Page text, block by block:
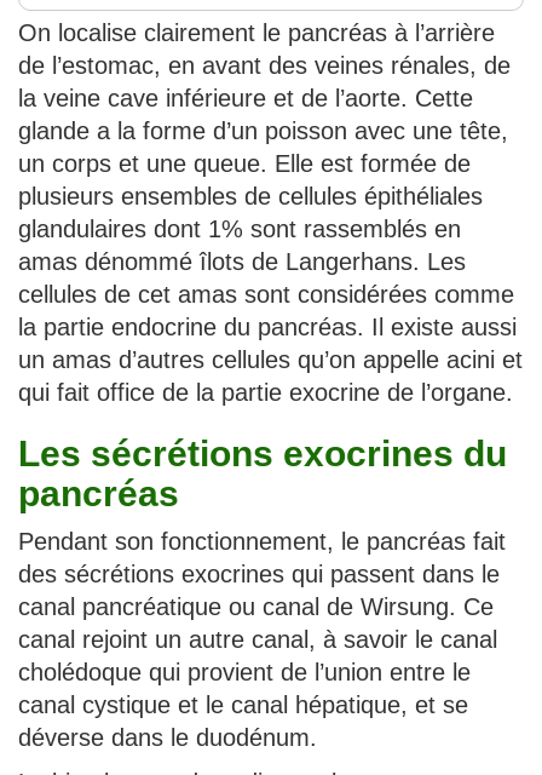
On localise clairement le pancréas à l’arrière
de l’estomac, en avant des veines rénales, de
la veine cave inférieure et de l’aorte. Cette
glande a la forme d’un poisson avec une tête,
un corps et une queue. Elle est formée de
plusieurs ensembles de cellules épithéliales
glandulaires dont 1% sont rassemblés en
amas dénommé îlots de Langerhans. Les
cellules de cet amas sont considérées comme
la partie endocrine du pancréas. Il existe aussi
un amas d’autres cellules qu’on appelle acini et
qui fait office de la partie exocrine de l’organe.
Les sécrétions exocrines du
pancréas
Pendant son fonctionnement, le pancréas fait
des sécrétions exocrines qui passent dans le
canal pancréatique ou canal de Wirsung. Ce
canal rejoint un autre canal, à savoir le canal
cholédoque qui provient de l’union entre le
canal cystique et le canal hépatique, et se
déverse dans le duodénum.